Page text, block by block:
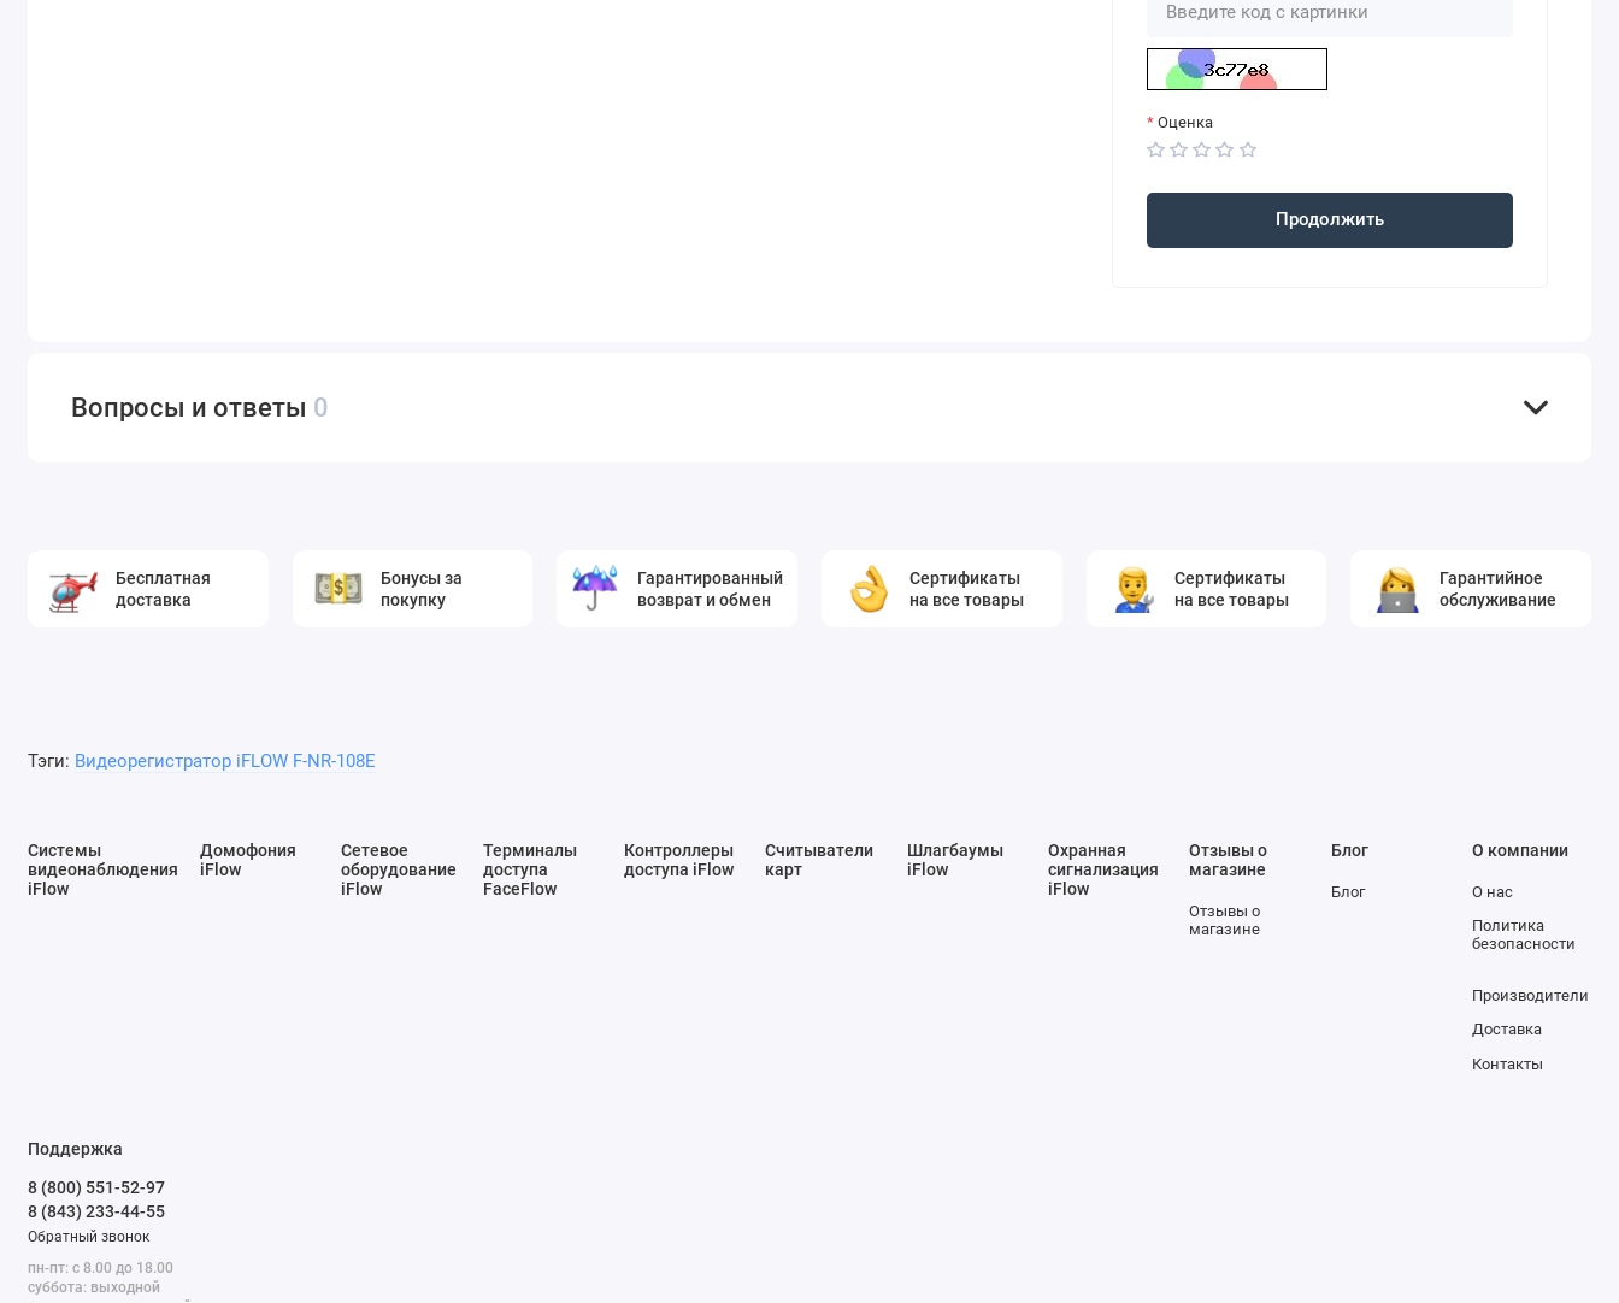
Оценка
Продолжить
Вопросы и ответы 0
Бесплатная
доставка
Бонусы за
покупку
Гарантированный
возврат и обмен
Сертификаты
на все товары
Сертификаты
на все товары
Гарантийное
обслуживание
Тэги: Видеорегистратор iFLOW F-NR-108E
Системы
видеонаблюдения
iFlow
Домофония
iFlow
Сетевое
оборудование
iFlow
Терминалы
доступа
FaceFlow
Контроллеры
доступа iFlow
Считыватели
карт
Шлагбаумы
iFlow
Охранная
сигнализация
iFlow
Отзывы о
магазине
Отзывы о
магазине
Блог
Блог
О компании
О нас
Политика
безопасности
Производители
Доставка
Контакты
Поддержка
8 (800) 551-52-97
8 (843) 233-44-55
Обратный звонок
пн-пт: с 8.00 до 18.00
суббота: выходной